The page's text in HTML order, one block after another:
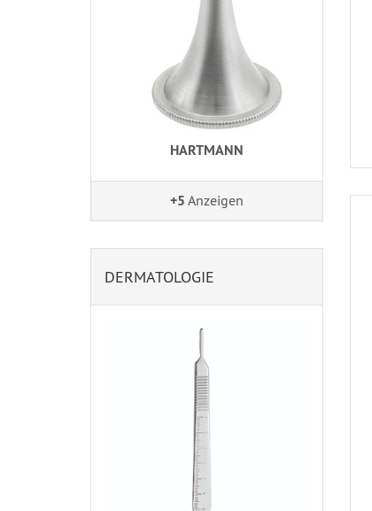
HARTMANN
+5 Anzeigen
DERMATOLOGIE